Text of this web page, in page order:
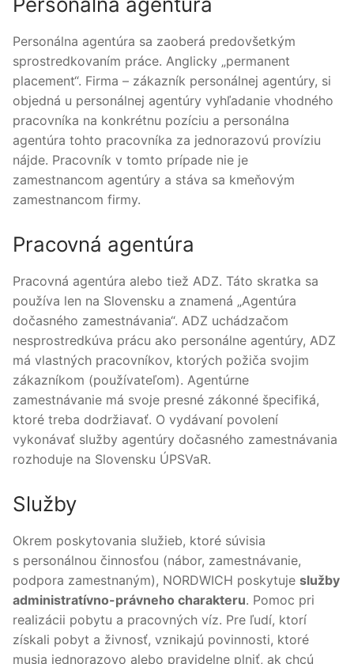
Personálna agentúra sa zaoberá predovšetkým
sprostredkovaním práce. Anglicky „permanent
placement“. Firma – zákazník personálnej agentúry, si
objedná u personálnej agentúry vyhľadanie vhodného
pracovníka na konkrétnu pozíciu a personálna
agentúra tohto pracovníka za jednorazovú províziu
nájde. Pracovník v tomto prípade nie je
zamestnancom agentúry a stáva sa kmeňovým
zamestnancom firmy.
Pracovná agentúra
Pracovná agentúra alebo tiež ADZ. Táto skratka sa
používa len na Slovensku a znamená „Agentúra
dočasného zamestnávania“. ADZ uchádzačom
nesprostredkúva prácu ako personálne agentúry, ADZ
má vlastných pracovníkov, ktorých požiča svojim
zákazníkom (používateľom). Agentúrne
zamestnávanie má svoje presné zákonné špecifiká,
ktoré treba dodržiavať. O vydávaní povolení
vykonávať služby agentúry dočasného zamestnávania
rozhoduje na Slovensku ÚPSVaR.
Služby
Okrem poskytovania služieb, ktoré súvisia
s personálnou činnosťou (nábor, zamestnávanie,
podpora zamestnaným), NORDWICH poskytuje služby
administratívno-právneho charakteru. Pomoc pri
realizácii pobytu a pracovných víz. Pre ľudí, ktorí
získali pobyt a živnosť, vznikajú povinnosti, ktoré
musia jednorazovo alebo pravidelne plniť, ak chcú